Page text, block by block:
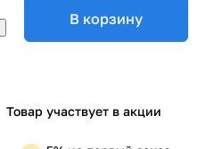
В корзину
Товар участвует в акции